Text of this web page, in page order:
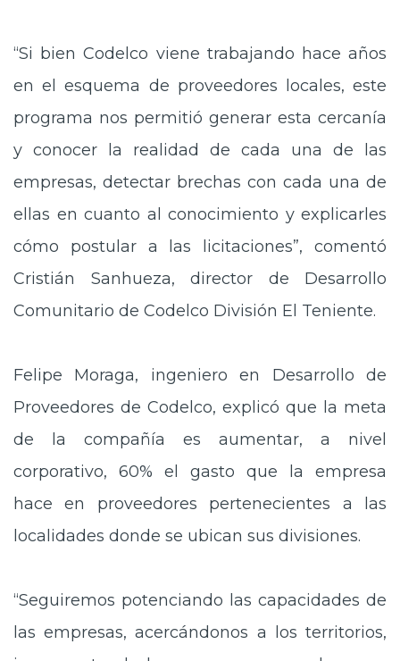
“Si bien Codelco viene trabajando hace años
en el esquema de proveedores locales, este
programa nos permitió generar esta cercanía
y conocer la realidad de cada una de las
empresas, detectar brechas con cada una de
ellas en cuanto al conocimiento y explicarles
cómo postular a las licitaciones”, comentó
Cristián Sanhueza, director de Desarrollo
Comunitario de Codelco División El Teniente.
Felipe Moraga, ingeniero en Desarrollo de
Proveedores de Codelco, explicó que la meta
de la compañía es aumentar, a nivel
corporativo, 60% el gasto que la empresa
hace en proveedores pertenecientes a las
localidades donde se ubican sus divisiones.
“Seguiremos potenciando las capacidades de
las empresas, acercándonos a los territorios,